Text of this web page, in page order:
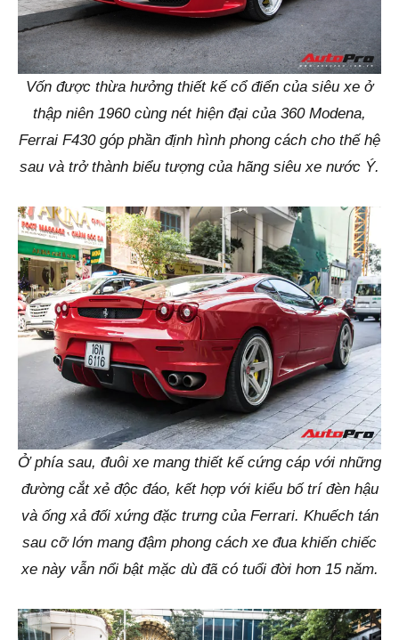
Vốn được thừa hưởng thiết kế cổ điển của siêu xe ở
thập niên 1960 cùng nét hiện đại của 360 Modena,
Ferrai F430 góp phần định hình phong cách cho thế hệ
sau và trở thành biểu tượng của hãng siêu xe nước Ý.
Ở phía sau, đuôi xe mang thiết kế cứng cáp với những
đường cắt xẻ độc đáo, kết hợp với kiểu bố trí đèn hậu
và ống xả đối xứng đặc trưng của Ferrari. Khuếch tán
sau cỡ lớn mang đậm phong cách xe đua khiến chiếc
xe này vẫn nổi bật mặc dù đã có tuổi đời hơn 15 năm.